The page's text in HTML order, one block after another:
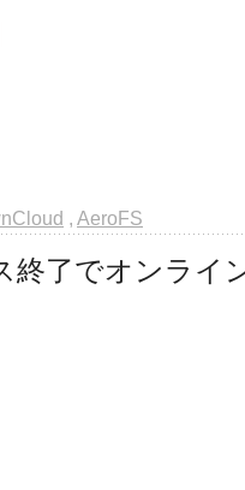
, AeroFS
終了でオンライ